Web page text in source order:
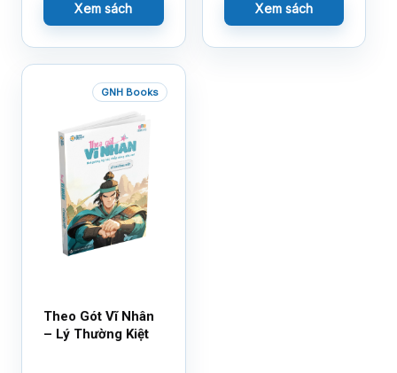
Xem sách Xem sách
GNH Books
Theo Gót Vĩ Nhân
– Lý Thường Kiệt